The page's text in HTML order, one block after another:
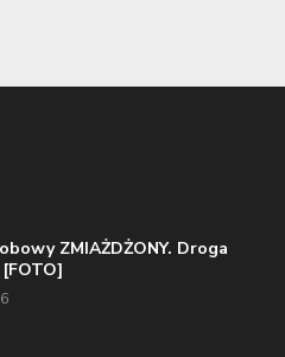
ZMIAŻDŻONY. Droga